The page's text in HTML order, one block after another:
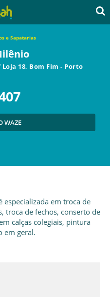
e Sapatarias
18, Bom Fim - Porto
WAZE
especializada em troca de
troca de fechos, conserto de
calças colegiais, pintura
em geral.